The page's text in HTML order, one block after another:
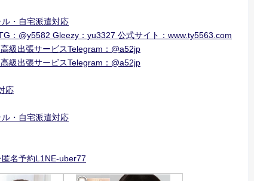
・自宅派遣対応
：@y5582 Gleezy：yu3327 公式サイト：www.ty5563.com
級出張サービスTelegram：@a52jp
級出張サービスTelegram：@a52jp
応
・自宅派遣対応
名予約L1NE-uber77